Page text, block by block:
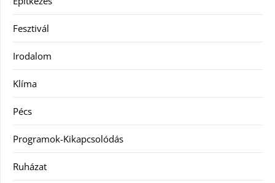
Fesztivál
Irodalom
Klíma
Pécs
Programok-Kikapcsolódás
Ruházat